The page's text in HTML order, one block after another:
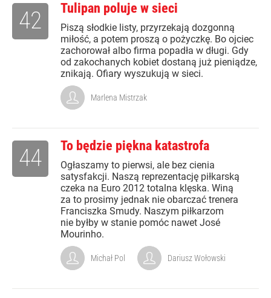
Tulipan poluje w sieci
Piszą słodkie listy, przyrzekają dozgonną
miłość, a potem proszą o pożyczkę. Bo ojciec
zachorował albo firma popadła w długi. Gdy
od zakochanych kobiet dostaną już pieniądze,
znikają. Ofiary wyszukują w sieci.
42
Marlena Mistrzak
To będzie piękna katastrofa
Ogłaszamy to pierwsi, ale bez cienia
satysfakcji. Naszą reprezentację piłkarską
czeka na Euro 2012 totalna klęska. Winą
za to prosimy jednak nie obarczać trenera
Franciszka Smudy. Naszym piłkarzom
nie byłby w stanie pomóc nawet José
Mourinho.
44
Michał Pol Dariusz Wołowski